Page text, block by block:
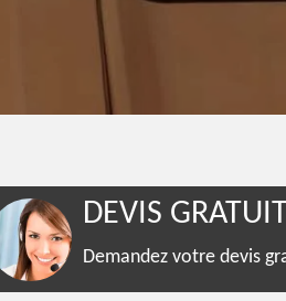
DEVIS
Demandez votre devis